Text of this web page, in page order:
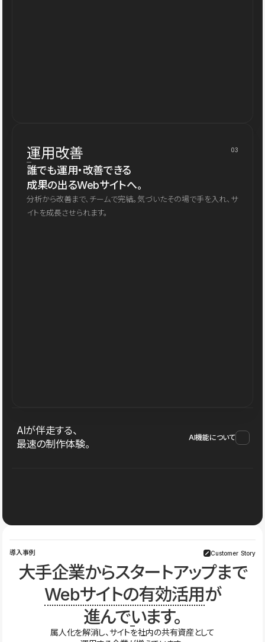
運用改善 03
誰でも運用・改善できる
成果の出るWebサイトへ。
分析から改善まで、チームで完結。気づいたその場で手を入れ、サ
イトを成長させられます。
AIが伴走する、
最速の制作体験。
AI機能について
導入事例 Customer Story
大手企業からスタートアップまで
Webサイトの有効活用が
進んでいます。
属人化を解消し、サイトを社内の共有資産として